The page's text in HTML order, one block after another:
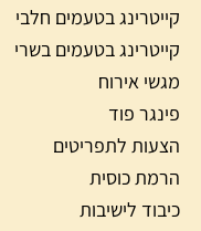
קייטרינג בטעמים חלבי
קייטרינג בטעמים בשרי
מגשי אירוח
פינגר פוד
הצעות לתפריטים
הרמת כוסית
כיבוד לישיבות